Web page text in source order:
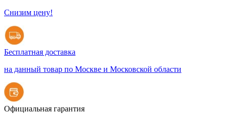
Снизим цену!
Бесплатная доставка
на данный товар по Москве и Московской области
Официальная гарантия